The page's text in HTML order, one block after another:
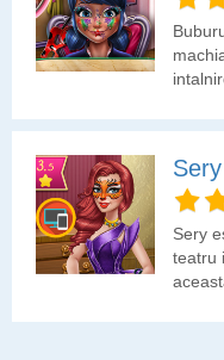
Sery
teatru